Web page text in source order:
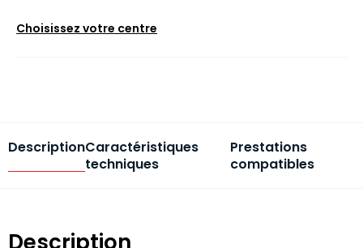
Choisissez votre centre
DescriptionCaractéristiques
techniques
Prestations
compatibles